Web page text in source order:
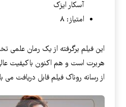
آسکار ایزک
امتیاز: ۸
این فیلم برگرفته از یک رمان علمی
هربرت است و هم اکنون با کیفیت
از رسانه روناک فیلم قابل دریافت می